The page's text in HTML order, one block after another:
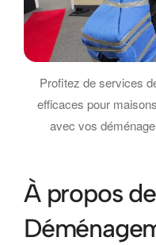
Profitez de services
efficaces pour
avec vos
À propos